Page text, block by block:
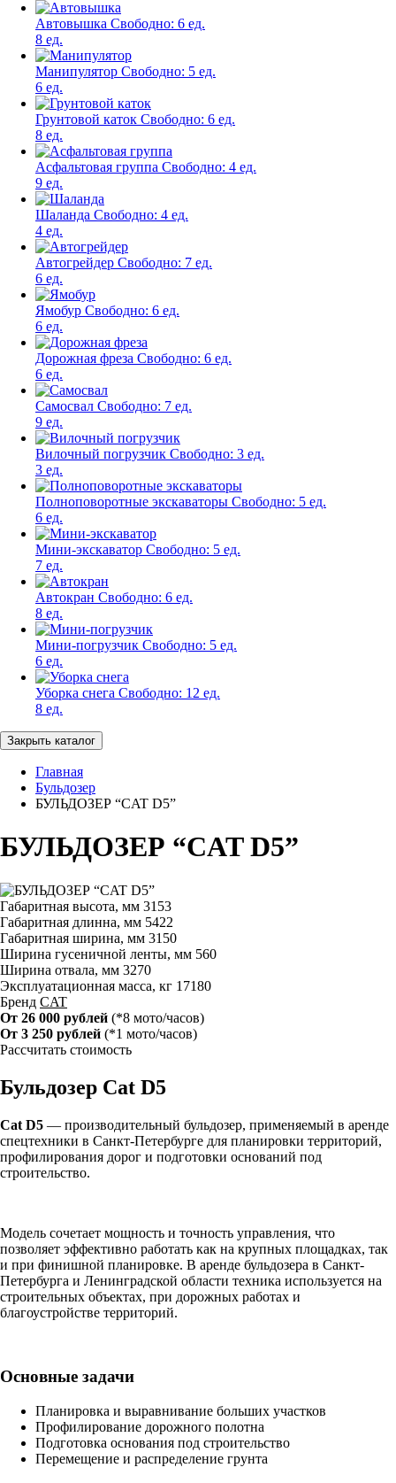
Автовышка Свободно: 6 ед.
8 ед.
Манипулятор Свободно: 5 ед.
6 ед.
Грунтовой каток Свободно: 6 ед.
8 ед.
Асфальтовая группа Свободно: 4 ед.
9 ед.
Шаланда Свободно: 4 ед.
4 ед.
Автогрейдер Свободно: 7 ед.
6 ед.
Ямобур Свободно: 6 ед.
6 ед.
Дорожная фреза Свободно: 6 ед.
6 ед.
Самосвал Свободно: 7 ед.
9 ед.
Вилочный погрузчик Свободно: 3 ед.
3 ед.
Полноповоротные экскаваторы Свободно: 5 ед.
6 ед.
Мини-экскаватор Свободно: 5 ед.
7 ед.
Автокран Свободно: 6 ед.
8 ед.
Мини-погрузчик Свободно: 5 ед.
6 ед.
Уборка снега Свободно: 12 ед.
8 ед.
Закрыть каталог
Главная
Бульдозер
БУЛЬДОЗЕР “CAT D5”
БУЛЬДОЗЕР “CAT D5”
Габаритная высота, мм 3153
Габаритная длинна, мм 5422
Габаритная ширина, мм 3150
Ширина гусеничной ленты, мм 560
Ширина отвала, мм 3270
Эксплуатационная масса, кг 17180
Бренд CAT
От 26 000 рублей (*8 мото/часов)
От 3 250 рублей (*1 мото/часов)
Рассчитать стоимость
Бульдозер Cat D5
Cat D5 — производительный бульдозер, применяемый в аренде
спецтехники в Санкт-Петербурге для планировки территорий,
профилирования дорог и подготовки оснований под
строительство.
Модель сочетает мощность и точность управления, что
позволяет эффективно работать как на крупных площадках, так
и при финишной планировке. В аренде бульдозера в Санкт-
Петербурга и Ленинградской области техника используется на
строительных объектах, при дорожных работах и
благоустройстве территорий.
Основные задачи
Планировка и выравнивание больших участков
Профилирование дорожного полотна
Подготовка основания под строительство
Перемещение и распределение грунта